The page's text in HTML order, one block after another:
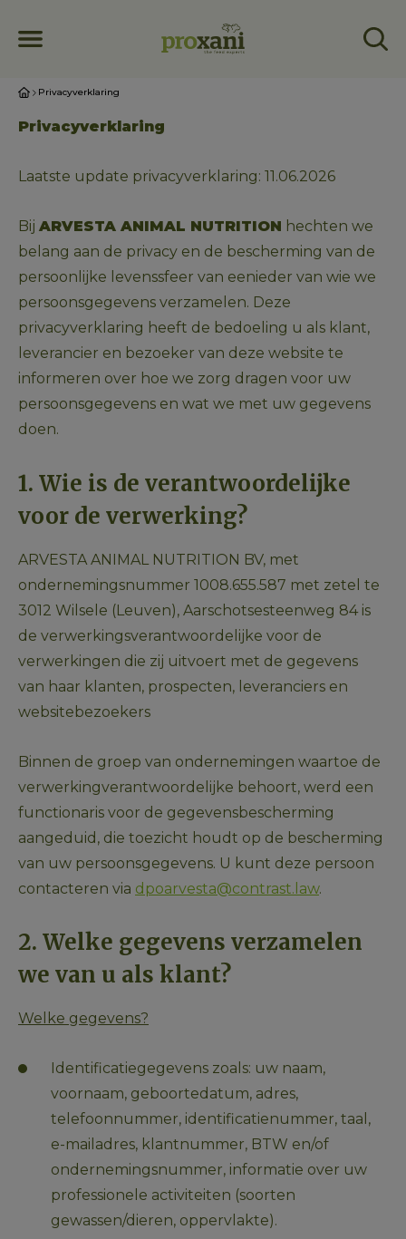
Privacyverklaring
Privacyverklaring
Laatste update privacyverklaring: 11.06.2026
Bij ARVESTA ANIMAL NUTRITION hechten we
belang aan de privacy en de bescherming van de
persoonlijke levenssfeer van eenieder van wie we
persoonsgegevens verzamelen. Deze
privacyverklaring heeft de bedoeling u als klant,
leverancier en bezoeker van deze website te
informeren over hoe we zorg dragen voor uw
persoonsgegevens en wat we met uw gegevens
doen.
1. Wie is de verantwoordelijke
voor de verwerking?
ARVESTA ANIMAL NUTRITION BV, met
ondernemingsnummer 1008.655.587 met zetel te
3012 Wilsele (Leuven), Aarschotsesteenweg 84 is
de verwerkingsverantwoordelijke voor de
verwerkingen die zij uitvoert met de gegevens
van haar klanten, prospecten, leveranciers en
websitebezoekers
Binnen de groep van ondernemingen waartoe de
verwerkingverantwoordelijke behoort, werd een
functionaris voor de gegevensbescherming
aangeduid, die toezicht houdt op de bescherming
van uw persoonsgegevens. U kunt deze persoon
contacteren via dpoarvesta@contrast.law.
2. Welke gegevens verzamelen
we van u als klant?
Welke gegevens?
Identificatiegegevens zoals: uw naam,
voornaam, geboortedatum, adres,
telefoonnummer, identificatienummer, taal,
e-mailadres, klantnummer, BTW en/of
ondernemingsnummer, informatie over uw
professionele activiteiten (soorten
gewassen/dieren, oppervlakte).